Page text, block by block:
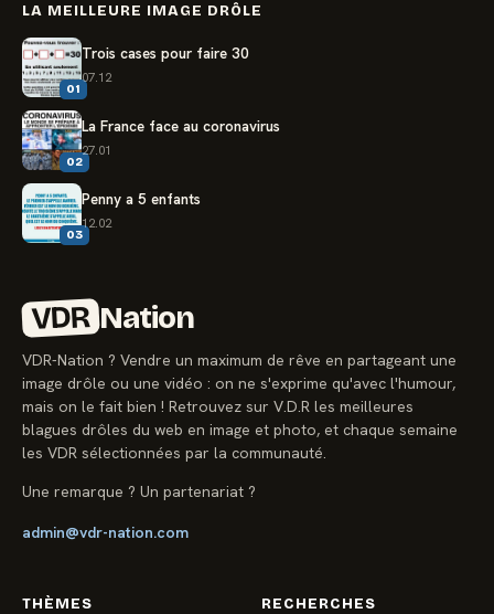
LA MEILLEURE IMAGE DRÔLE
01
Trois cases pour faire 30
07.12
02
La France face au coronavirus
27.01
03
Penny a 5 enfants
12.02
VDR Nation
VDR-Nation ? Vendre un maximum de rêve en partageant une
image drôle ou une vidéo : on ne s'exprime qu'avec l'humour,
mais on le fait bien ! Retrouvez sur V.D.R les meilleures
blagues drôles du web en image et photo, et chaque semaine
les VDR sélectionnées par la communauté.
Une remarque ? Un partenariat ?
admin@vdr-nation.com
THÈMES
RECHERCHES